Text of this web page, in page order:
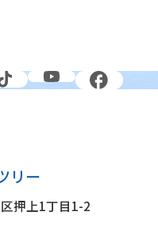
リー
押上1丁目1-2